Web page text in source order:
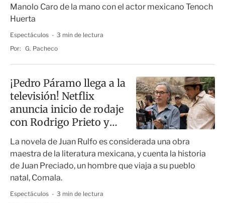
Manolo Caro de la mano con el actor mexicano Tenoch
Huerta
Espectáculos
3 min de lectura
Por: G. Pacheco
¡Pedro Páramo llega a la
televisión! Netflix
anuncia inicio de rodaje
con Rodrigo Prieto y
Tenoch Huerta
La novela de Juan Rulfo es considerada una obra
maestra de la literatura mexicana, y cuenta la historia
de Juan Preciado, un hombre que viaja a su pueblo
natal, Comala.
Espectáculos
3 min de lectura